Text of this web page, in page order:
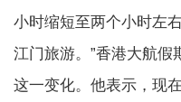
小时缩短至两个小时左
江门旅游。”香港大航假
这一变化。他表示，现